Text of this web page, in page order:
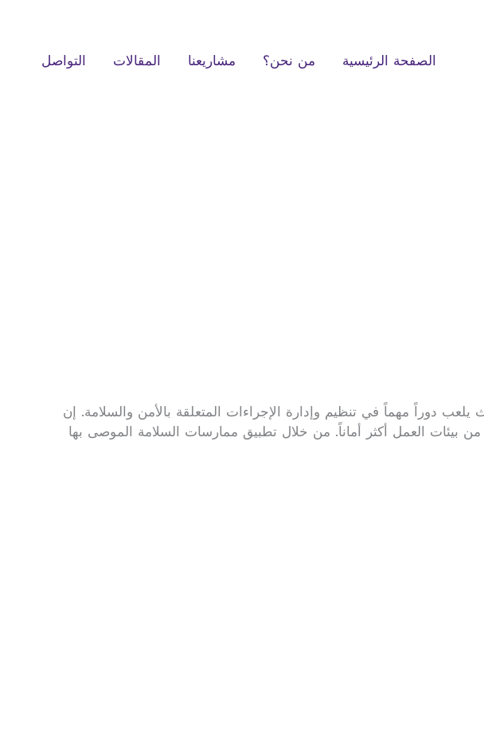
الصفحة الرئيسية من نحن؟ مشاريعنا المقالات التواصل
دوراً مهماً في تنظيم وإدارة الإجراءات المتعلقة بالأمن والسلامة. إن
بيئات العمل أكثر أماناً. من خلال تطبيق ممارسات السلامة الموصى بها